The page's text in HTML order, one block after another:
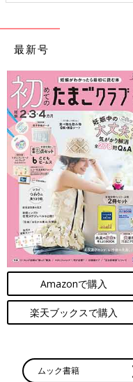
最新号
Amazonで購入
楽天ブックスで購入
ムック書籍